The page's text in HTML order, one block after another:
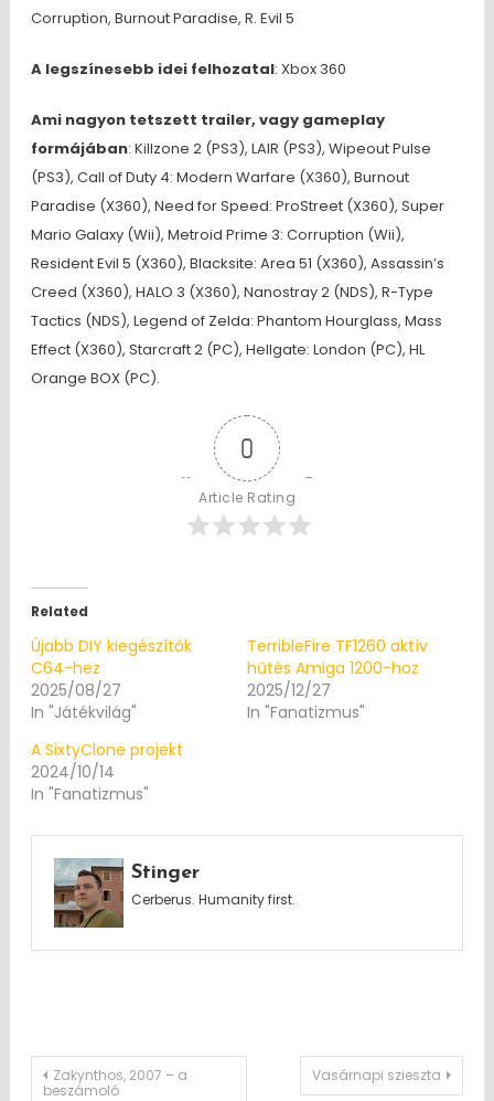
Corruption, Burnout Paradise, R. Evil 5
A legszínesebb idei felhozatal: Xbox 360
Ami nagyon tetszett trailer, vagy gameplay
formájában: Killzone 2 (PS3), LAIR (PS3), Wipeout Pulse
(PS3), Call of Duty 4: Modern Warfare (X360), Burnout
Paradise (X360), Need for Speed: ProStreet (X360), Super
Mario Galaxy (Wii), Metroid Prime 3: Corruption (Wii),
Resident Evil 5 (X360), Blacksite: Area 51 (X360), Assassin’s
Creed (X360), HALO 3 (X360), Nanostray 2 (NDS), R-Type
Tactics (NDS), Legend of Zelda: Phantom Hourglass, Mass
Effect (X360), Starcraft 2 (PC), Hellgate: London (PC), HL
Orange BOX (PC).
0
Article Rating
Related
Újabb DIY kiegészítők
C64-hez
2025/08/27
In "Játékvilág"
TerribleFire TF1260 aktív
hűtés Amiga 1200-hoz
2025/12/27
In "Fanatizmus"
A SixtyClone projekt
2024/10/14
In "Fanatizmus"
Stinger
Cerberus. Humanity first.
Post
Zakynthos, 2007 – a
beszámoló
Vasárnapi szieszta